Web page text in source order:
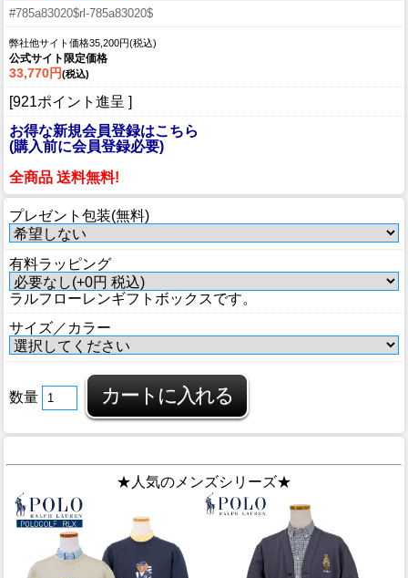
#785a83020$rl-785a83020$
弊社他サイト価格35,200円(税込)
公式サイト限定価格
33,770円(税込)
[921ポイント進呈 ]
お得な新規会員登録はこちら
(購入前に会員登録必要)
全商品 送料無料!
プレゼント包装(無料)
有料ラッピング
ラルフローレンギフトボックスです。
サイズ／カラー
数量
★人気のメンズシリーズ★